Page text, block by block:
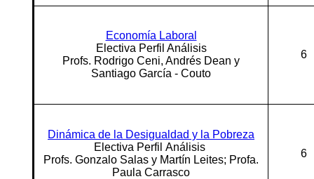
Economía Laboral
Electiva Perfil Análisis
Profs. Rodrigo Ceni, Andrés Dean y
Santiago García - Couto
6
Dinámica de la Desigualdad y la Pobreza
Electiva Perfil Análisis
Profs. Gonzalo Salas y Martín Leites; Profa.
Paula Carrasco
6